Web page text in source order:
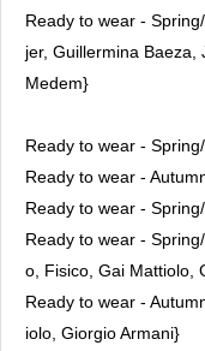
Ready to wear -
jer, Guillermina Baeza,
Medem}
Ready to wear -
Ready to wear -
Ready to wear -
Ready to wear -
o, Fisico, Gai Mattiolo,
Ready to wear -
iolo, Giorgio Armani}